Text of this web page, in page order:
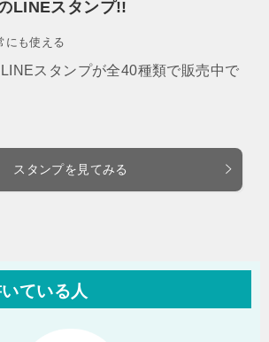
LINEスタンプ!!
にも使える
スタンプが全40種類で販売中で
スタンプを見てみる
ている人